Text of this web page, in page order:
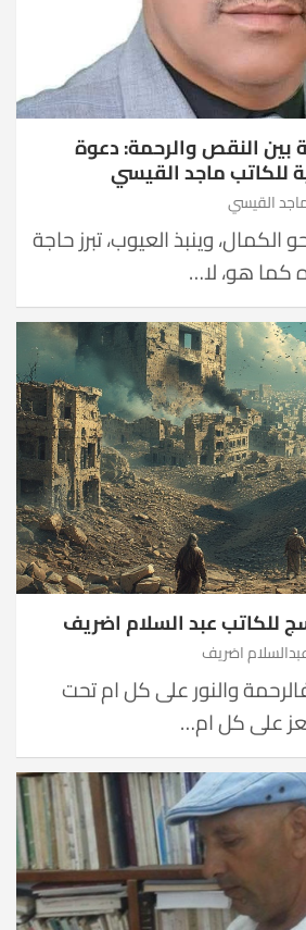
بين النقص والرحمة: دعوة
للكاتب ماجد القيسي
القيسي
وينبذ العيوب، تبرز حاجة
كما هو، لا…
للكاتب عبد السلام اضريف
اضريف
والنور على كل ام تحت
على كل ام…